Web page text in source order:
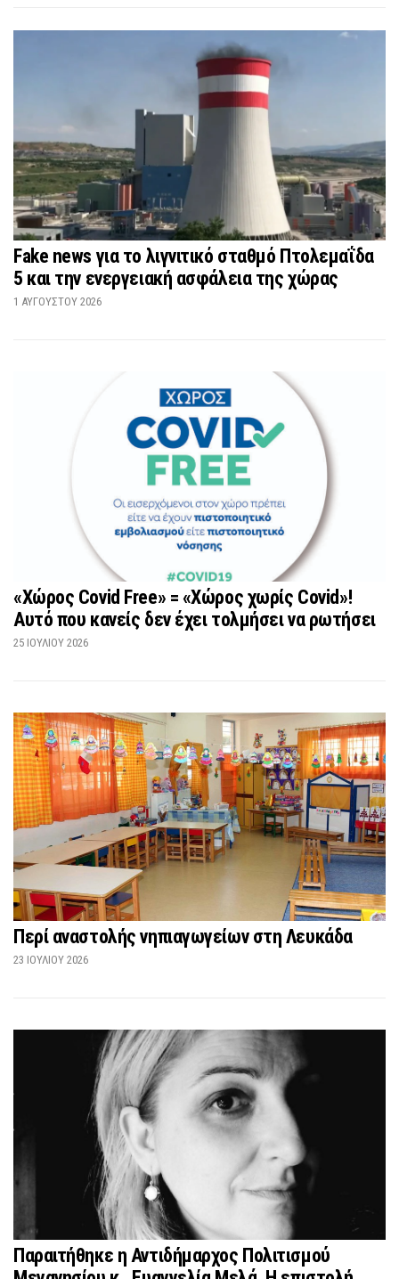
Fake news για το λιγνιτικό σταθμό Πτολεμαΐδα
5 και την ενεργειακή ασφάλεια της χώρας
1 ΑΥΓΟΎΣΤΟΥ 2026
«Χώρος Covid Free» = «Χώρος χωρίς Covid»!
Αυτό που κανείς δεν έχει τολμήσει να ρωτήσει
25 ΙΟΥΛΊΟΥ 2026
Περί αναστολής νηπιαγωγείων στη Λευκάδα
23 ΙΟΥΛΊΟΥ 2026
Παραιτήθηκε η Αντιδήμαρχος Πολιτισμού